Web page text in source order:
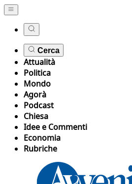
Cerca
Attualità
Politica
Mondo
Agorà
Podcast
Chiesa
Idee e Commenti
Economia
Rubriche